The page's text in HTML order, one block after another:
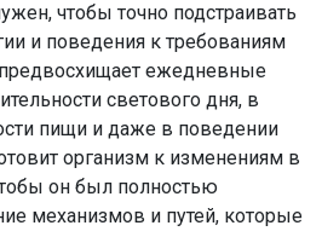
чтобы точно подстраивать
и поведения к требованиям
ежедневные
светового дня, в
пищи и даже в поведении
организм к изменениям в
он был полностью
механизмов и путей, которые